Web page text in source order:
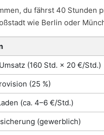
du fährst 40 Stunden
wie Berlin oder
(160 Std. × 20 €/Std.)
(25 %)
(ca. 4–6 €/Std.)
(gewerblich)